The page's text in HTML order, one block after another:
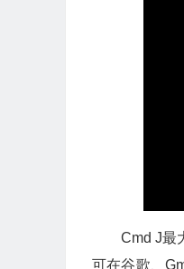
Cmd J最
可在谷歌、